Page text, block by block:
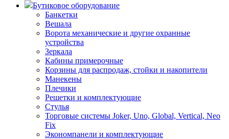
Бутиковое оборудование
Банкетки
Вешала
Ворота механические и другие охранные
устройства
Зеркала
Кабины примерочные
Корзины для распродаж, стойки и накопители
Манекены
Плечики
Решетки и комплектующие
Стулья
Торговые системы Joker, Uno, Global, Vertical, Neo
Fix
Экономпанели и комплектующие